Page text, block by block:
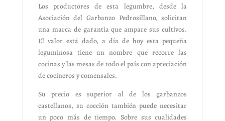
Los productores de esta legumbre, desde la
Asociación del Garbanzo Pedrosillano, solicitan
una marca de garantía que ampare sus cultivos.
El valor está dado, a día de hoy esta pequeña
leguminosa tiene un nombre que recorre las
cocinas y las mesas de todo el país con apreciación
de cocineros y comensales.
Su precio es superior al de los garbanzos
castellanos, su cocción también puede necesitar
un poco más de tiempo. Sobre sus cualidades